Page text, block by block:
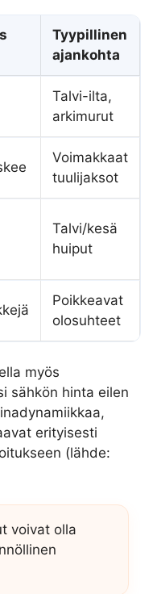
Tyypillinen
ajankohta
Talvi-ilta,
arkimurut
Voimakkaat
tuulijaksot
Talvi/kesä
huiput
Poikkeavat
olosuhteet
myös
sähkön hinta eilen
erityisesti
(lähde:
voivat olla